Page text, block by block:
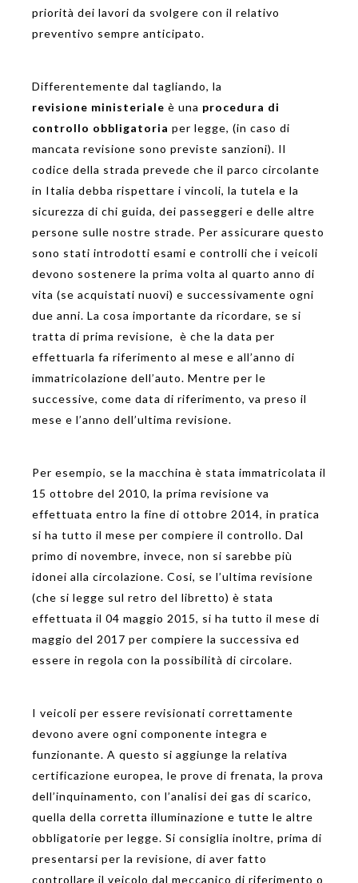
priorità dei lavori da svolgere con il relativo
preventivo sempre anticipato.
Differentemente dal tagliando, la
revisione ministeriale è una procedura di
controllo obbligatoria per legge, (in caso di
mancata revisione sono previste sanzioni). Il
codice della strada prevede che il parco circolante
in Italia debba rispettare i vincoli, la tutela e la
sicurezza di chi guida, dei passeggeri e delle altre
persone sulle nostre strade. Per assicurare questo
sono stati introdotti esami e controlli che i veicoli
devono sostenere la prima volta al quarto anno di
vita (se acquistati nuovi) e successivamente ogni
due anni. La cosa importante da ricordare, se si
tratta di prima revisione, è che la data per
effettuarla fa riferimento al mese e all’anno di
immatricolazione dell’auto. Mentre per le
successive, come data di riferimento, va preso il
mese e l’anno dell’ultima revisione.
Per esempio, se la macchina è stata immatricolata il
15 ottobre del 2010, la prima revisione va
effettuata entro la fine di ottobre 2014, in pratica
si ha tutto il mese per compiere il controllo. Dal
primo di novembre, invece, non si sarebbe più
idonei alla circolazione. Cosi, se l’ultima revisione
(che si legge sul retro del libretto) è stata
effettuata il 04 maggio 2015, si ha tutto il mese di
maggio del 2017 per compiere la successiva ed
essere in regola con la possibilità di circolare.
I veicoli per essere revisionati correttamente
devono avere ogni componente integra e
funzionante. A questo si aggiunge la relativa
certificazione europea, le prove di frenata, la prova
dell’inquinamento, con l’analisi dei gas di scarico,
quella della corretta illuminazione e tutte le altre
obbligatorie per legge. Si consiglia inoltre, prima di
presentarsi per la revisione, di aver fatto
controllare il veicolo dal meccanico di riferimento o